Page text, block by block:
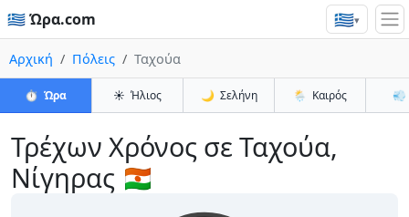
🇬🇷 Ώρα.com 🇬🇷▾
Αρχική Πόλεις Ταχούα
⏱️ Ώρα ☀️ Ήλιος 🌙 Σελήνη 🌦️ Καιρός 💨
Τρέχων Χρόνος σε Ταχούα,
Νίγηρας 🇳🇪